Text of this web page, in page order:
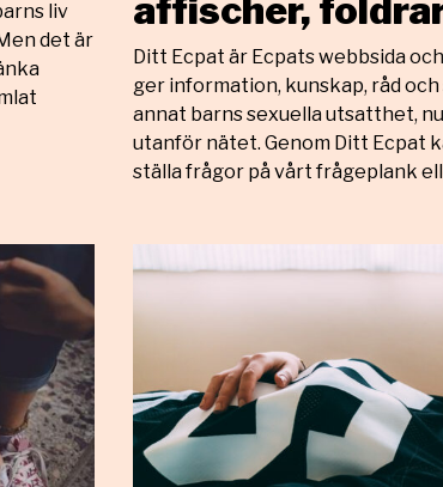
liv
det är
affischer,
Ditt Ecpat är Ecpats webbsida
ger information, kunskap, råd
annat barns sexuella utsatthet,
utanför nätet. Genom Ditt Ecpat
ställa frågor på vårt frågeplank